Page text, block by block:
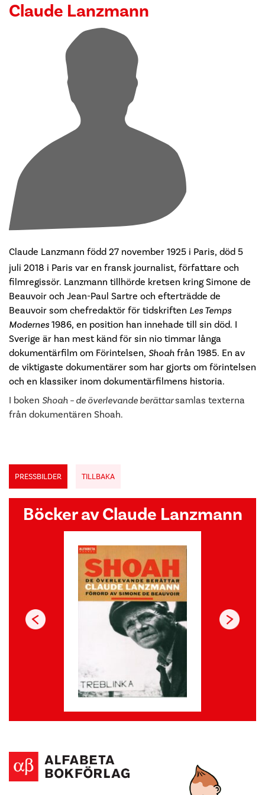
Claude Lanzmann
Claude Lanzmann född 27 november 1925 i Paris, död 5
juli 2018 i Paris var en fransk journalist, författare och
filmregissör. Lanzmann tillhörde kretsen kring Simone de
Beauvoir och Jean-Paul Sartre och efterträdde de
Beauvoir som chefredaktör för tidskriften Les Temps
Modernes 1986, en position han innehade till sin död. I
Sverige är han mest känd för sin nio timmar långa
dokumentärfilm om Förintelsen, Shoah från 1985. En av
de viktigaste dokumentärer som har gjorts om förintelsen
och en klassiker inom dokumentärfilmens historia.
I boken Shoah – de överlevande berättarsamlas texterna
från dokumentären Shoah.
PRESSBILDER TILLBAKA
Böcker av Claude Lanzmann